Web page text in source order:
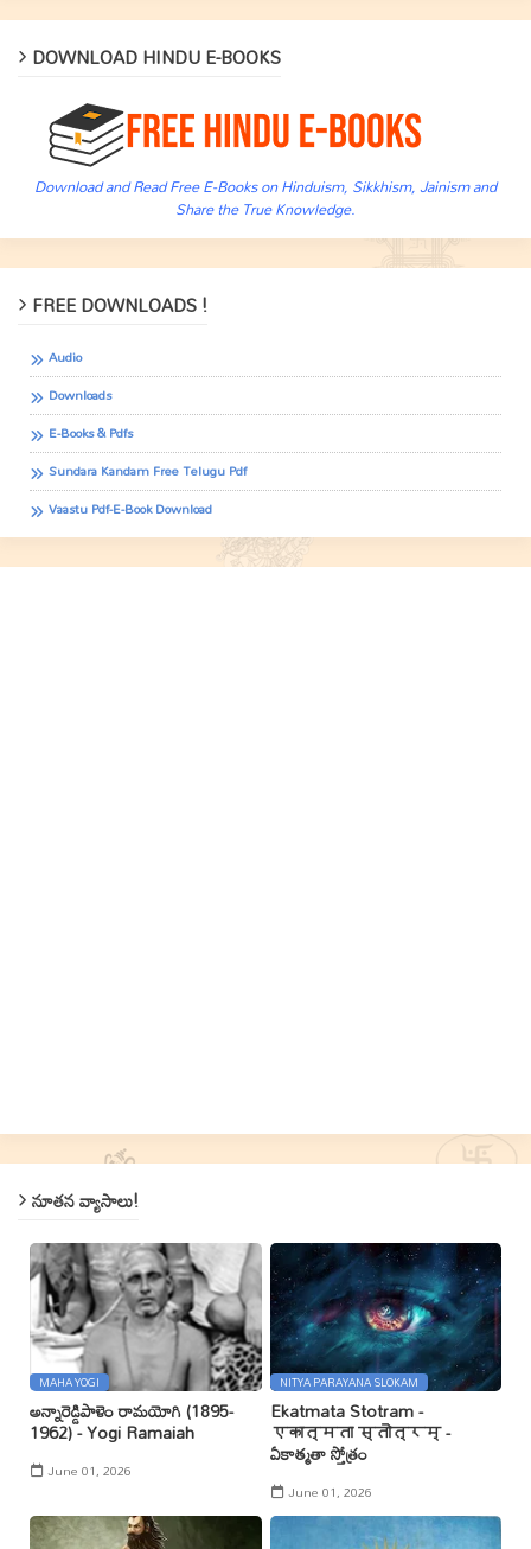
DOWNLOAD HINDU E-BOOKS
Download and Read Free E-Books on Hinduism, Sikkhism, Jainism and
Share the True Knowledge.
FREE DOWNLOADS !
Audio
Downloads
E-Books & Pdfs
Sundara Kandam Free Telugu Pdf
Vaastu Pdf-E-Book Download
నూతన వ్యాసాలు!
MAHA YOGI
అన్నారెడ్డిపాళెం రామయోగి (1895-
1962) - Yogi Ramaiah
June 01, 2026
NITYA PARAYANA SLOKAM
Ekatmata Stotram -
एकात्मता स्तोत्रम् -
ఏకాత్మతా స్తోత్రం
June 01, 2026